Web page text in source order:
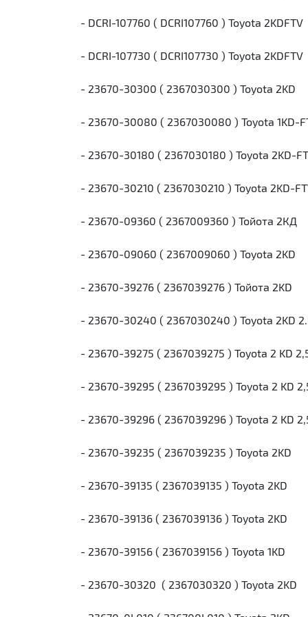
- DCRI-107760 ( DCRI107760 ) Toyota 2KDFTV
- DCRI-107730 ( DCRI107730 ) Toyota 2KDFTV
- 23670-30300 ( 2367030300 ) Toyota 2KD
- 23670-30080 ( 2367030080 ) Toyota 1KD-
- 23670-30180 ( 2367030180 ) Toyota 2KD-
- 23670-30210 ( 2367030210 ) Toyota 2KD-
- 23670-09360 ( 2367009360 ) Тойота 2КД
- 23670-09060 ( 2367009060 ) Toyota 2KD
- 23670-39276 ( 2367039276 ) Тойота 2KD
- 23670-30240 ( 2367030240 ) Toyota 2KD
- 23670-39275 ( 2367039275 ) Toyota 2 KD
- 23670-39295 ( 2367039295 ) Toyota 2 KD
- 23670-39296 ( 2367039296 ) Toyota 2 KD
- 23670-39235 ( 2367039235 ) Toyota 2KD
- 23670-39135 ( 2367039135 ) Toyota 2KD
- 23670-39136 ( 2367039136 ) Toyota 2KD
- 23670-39156 ( 2367039156 ) Toyota 1KD
- 23670-30320 ( 2367030320 ) Toyota 2KD